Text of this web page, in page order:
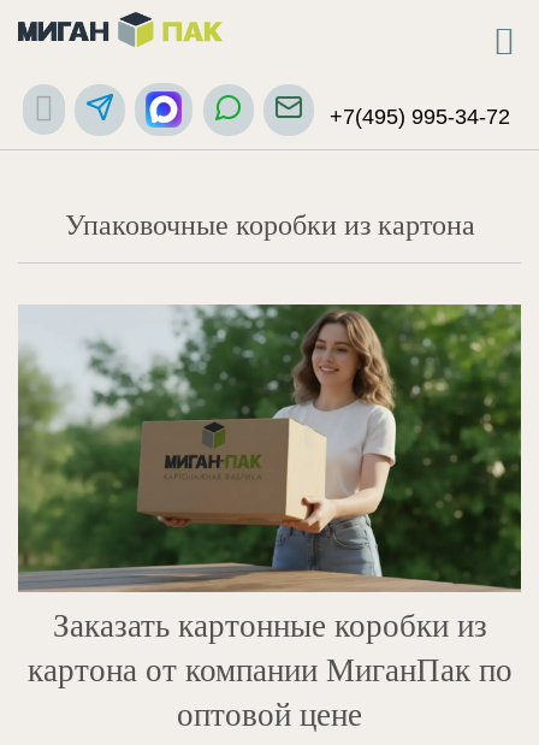
+7(495) 995-34-72
Упаковочные коробки из картона
Заказать картонные коробки из
картона от компании МиганПак по
оптовой цене